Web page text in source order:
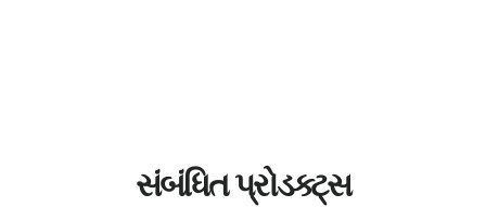
સંબંધિત પ્રોડક્ટ્સ